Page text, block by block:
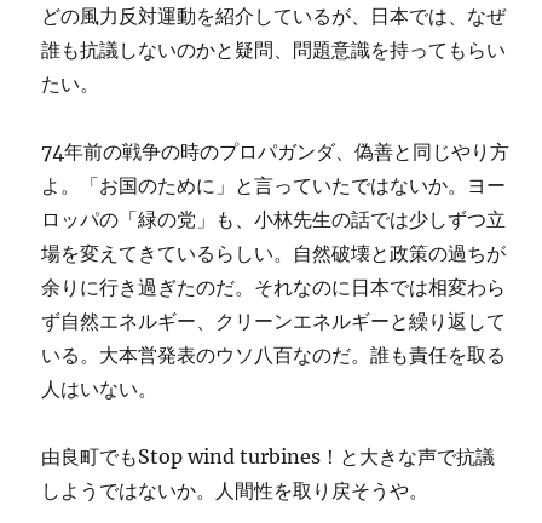
どの風力反対運動を紹介しているが、日本では、なぜ
誰も抗議しないのかと疑問、問題意識を持ってもらい
たい。
74年前の戦争の時のプロパガンダ、偽善と同じやり方
よ。「お国のために」と言っていたではないか。ヨー
ロッパの「緑の党」も、小林先生の話では少しずつ立
場を変えてきているらしい。自然破壊と政策の過ちが
余りに行き過ぎたのだ。それなのに日本では相変わら
ず自然エネルギー、クリーンエネルギーと繰り返して
いる。大本営発表のウソ八百なのだ。誰も責任を取る
人はいない。
由良町でもStop wind turbines！と大きな声で抗議
しようではないか。人間性を取り戻そうや。